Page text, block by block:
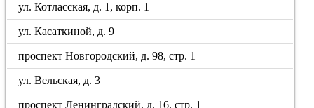
ул. Котласская, д. 1, корп. 1
ул. Касаткиной, д. 9
проспект Новгородский, д. 98, стр. 1
ул. Вельская, д. 3
проспект Ленинградский, д. 16, стр. 1